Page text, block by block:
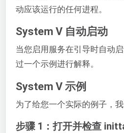
动应该运行的任何进程。
System V 自动启动
当您启用服务在引导时自动
过一个示例进行解释。
System V 示例
为了给您一个实际的例子，
步骤 1：打开并检查